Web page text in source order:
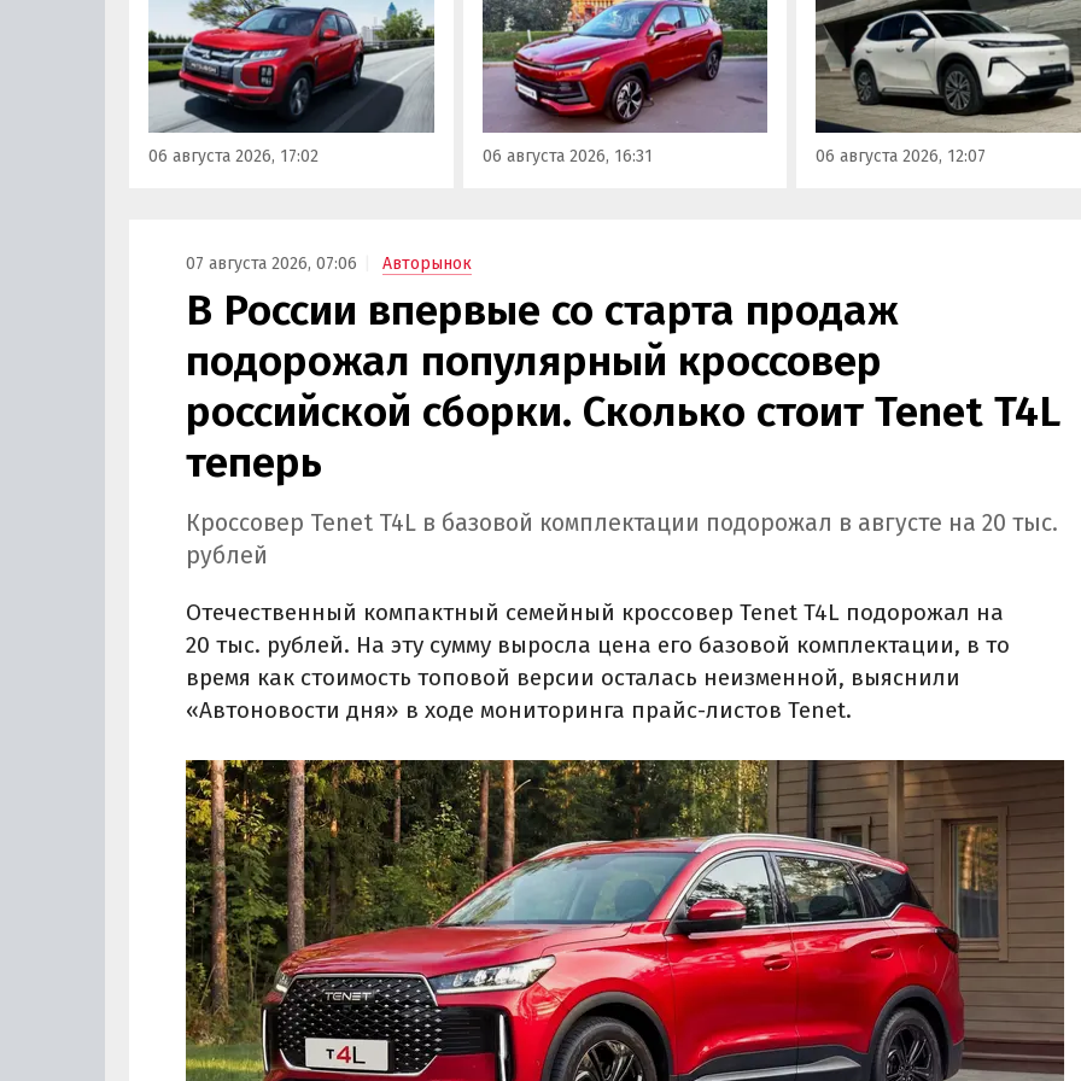
продавался в России
официально. Речь о Mitsubishi
ASX: у дилеров в Эмиратах он
стоит примерно от 1 600 000
рублей по текущему курсу, а у
нас с учетом всех расходов
цены на него стартуют от 2 251
06 августа 2026, 17:02
прямой выгодой в размере 360
тыс. рублей. Получить такую
скидку можно при покупке
нового автомобиля 2025 или
2026 года выпуска в период с 4
по 31 августа, сообщили в
пресс-службе компании.
06 августа 2026, 16:31
новой версии EM-R с
установкой
типа. Автомобиль оснащен
инновационной системой
названием Electric Motor
Extended Range (EM-R) и
заряжаться от 30 до 80% всего
06 августа 2026, 12:07
07 августа 2026, 07:06 Авторынок
В России впервые со старта продаж
подорожал популярный кроссовер
российской сборки. Сколько стоит Tenet T4L
теперь
Кроссовер Tenet T4L в базовой комплектации подорожал в августе на 20 тыс.
рублей
Отечественный компактный семейный кроссовер Tenet T4L подорожал на
20 тыс. рублей. На эту сумму выросла цена его базовой комплектации, в то
время как стоимость топовой версии осталась неизменной, выяснили
«Автоновости дня» в ходе мониторинга прайс-листов Tenet.